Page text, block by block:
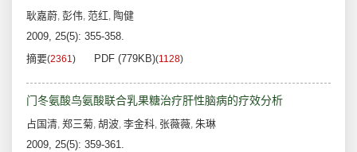
耿嘉蔚, 彭伟, 范红, 陶健
2009, 25(5): 355-358.
摘要(2361) PDF (779KB)(1128)
门冬氨酸鸟氨酸联合乳果糖治疗肝性脑病的疗效分析
占国清, 郑三菊, 胡波, 李金科, 张薇薇, 朱琳
2009, 25(5): 359-361.